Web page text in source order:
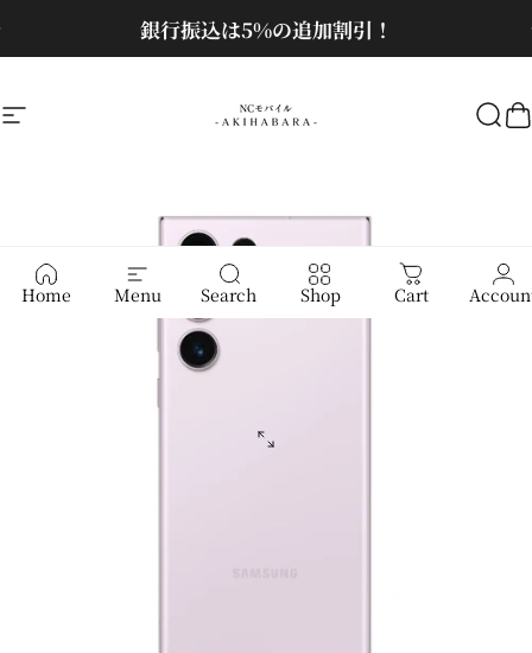
コンテンツへスキップ銀行振込は5%の追加割引！
スライドショーを一時停止
サイトナビゲーションNCモバイル 検
Home Menu Search Shop Cart